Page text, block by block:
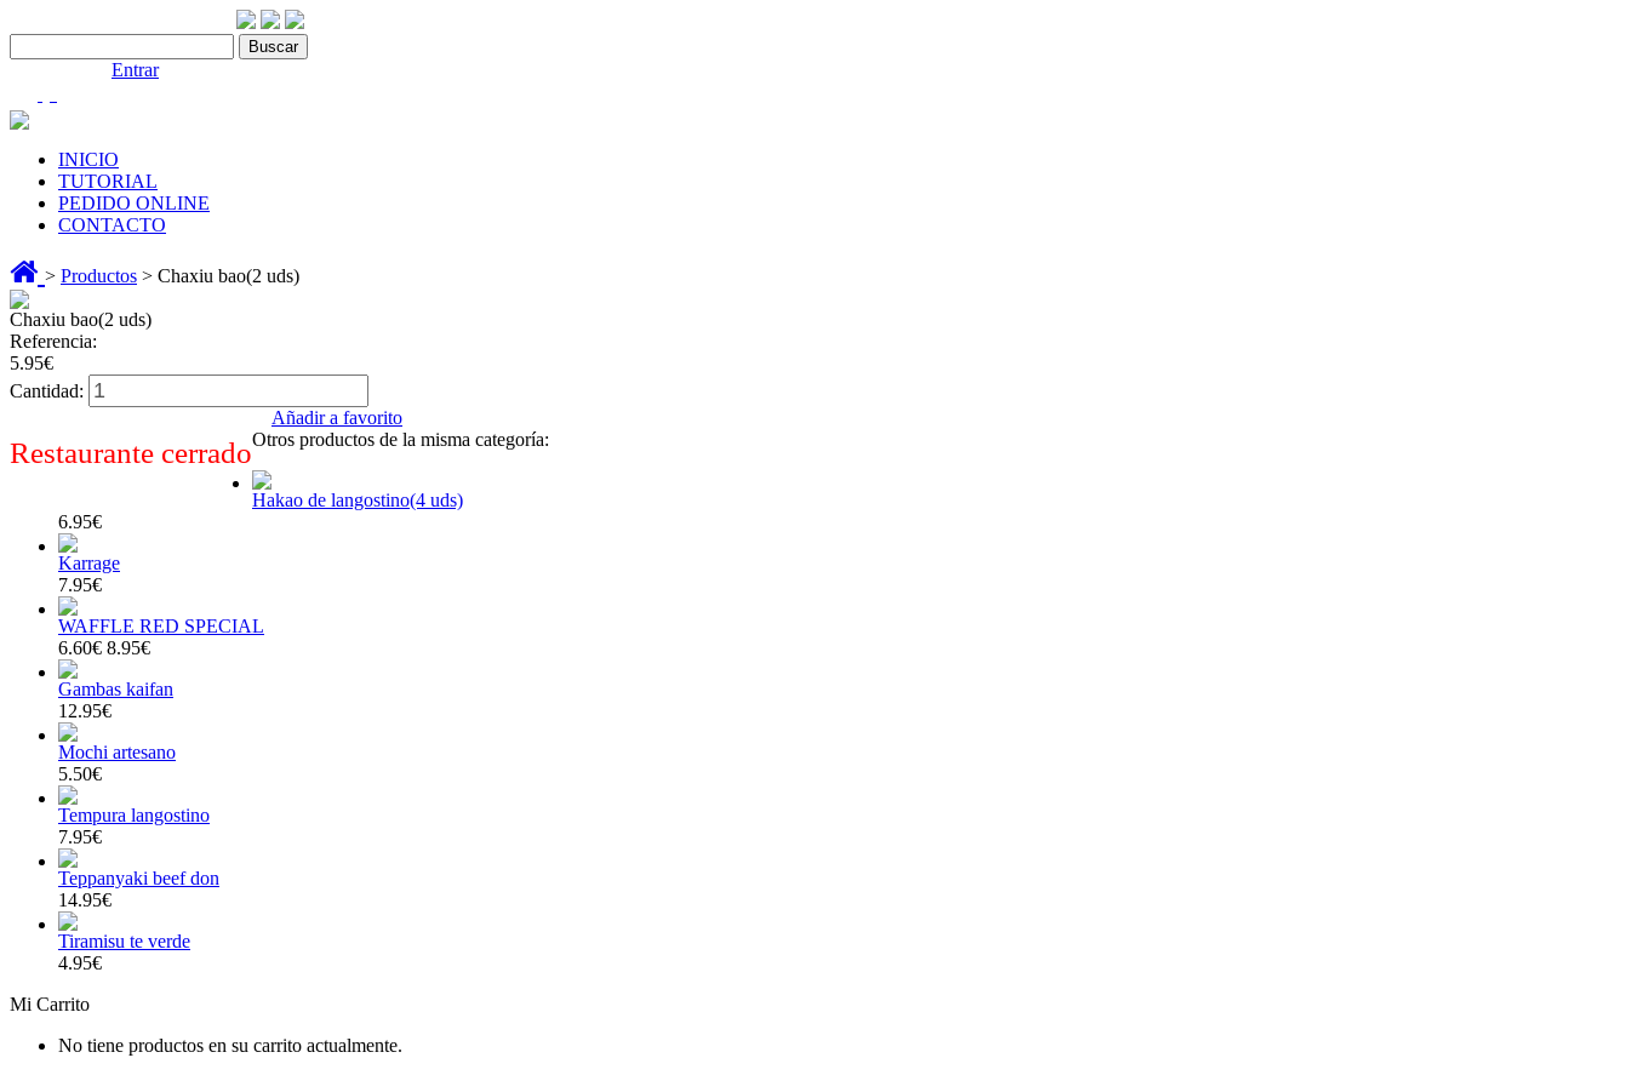
Entrar
INICIO
TUTORIAL
PEDIDO ONLINE
CONTACTO
> Productos > Chaxiu bao(2 uds)
Chaxiu bao(2 uds)
Referencia:
5.95€
Cantidad:
Restaurante cerrado
Añadir a favorito
Otros productos de la misma categoría:
Hakao de langostino(4 uds)
6.95€
Karrage
7.95€
WAFFLE RED SPECIAL
6.60€ 8.95€
Gambas kaifan
12.95€
Mochi artesano
5.50€
Tempura langostino
7.95€
Teppanyaki beef don
14.95€
Tiramisu te verde
4.95€
Mi Carrito
No tiene productos en su carrito actualmente.